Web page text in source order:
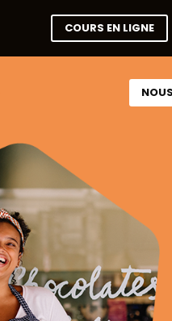
COURS EN LIGNE